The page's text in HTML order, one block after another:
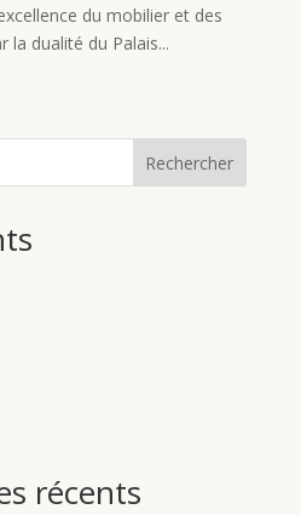
du mobilier et des
la dualité du Palais...
Rechercher
récents